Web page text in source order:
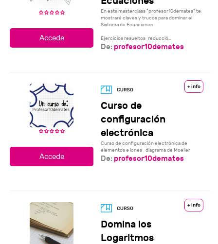
En esta masterclass "profesor10demates" te
mostraré claves y trucos para dominar el
Sistema de Ecuaciones.
Ejercicios resueltos, reducció...
De: profesor10demates
+ info
Curso de
configuración
electrónica
Curso de configuración electrónica de
elementos e iones , diagrama de Moeller
De: profesor10demates
+ info
Domina los
Logaritmos